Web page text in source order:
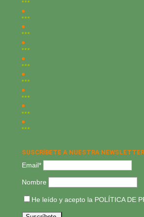
SUSCRÍBETE A NUESTRA
Email*
Nombre
He leído y acepto la POLÍTICA DE